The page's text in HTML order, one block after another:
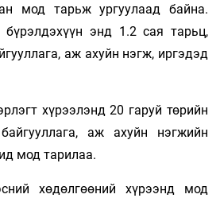
мод тарьж ургуулаад байна.
бүрэлдэхүүн энд 1.2 сая тарьц,
аж ахуйн нэгж, иргэдэд
хүрээлэнд 20 гаруй төрийн
аж ахуйн нэгжийн
мод тарилаа.
хөдөлгөөний хүрээнд мод